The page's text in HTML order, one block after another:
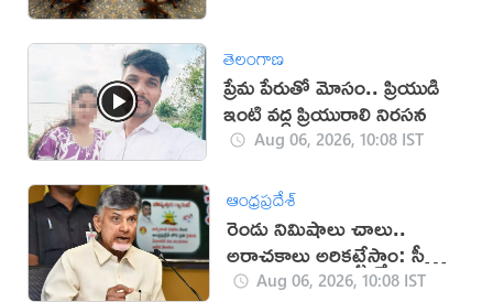
తెలంగాణ
ప్రేమ పేరుతో మోసం.. ప్రియుడి
ఇంటి వద్ద ప్రియురాలి నిరసన
Aug 06, 2026, 10:08 IST
ఆంధ్రప్రదేశ్
రెండు నిమిషాలు చాలు..
అరాచకాలు అరికట్టేస్తాం: సీఎం
చంద్రబాబు
Aug 06, 2026, 10:08 IST